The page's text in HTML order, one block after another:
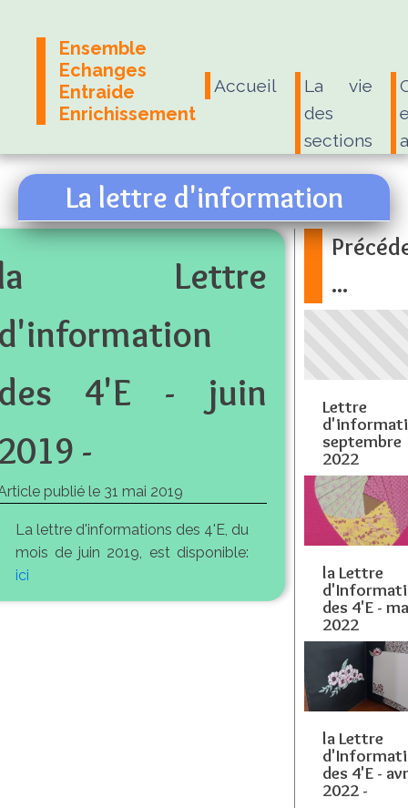
Ensemble
Echanges
Entraide
Enrichissement
Accueil
La vie
des
sections
La lettre d'information
Lettre
4'E - juin
-
publié le 31 mai 2019
La lettre d'informations des 4'E, du
mois de juin 2019, est disponible:
ici
...
Lettre
septembre
2022
la Lettre
des 4'E -
2022
la Lettre
des 4'E -
2022 -